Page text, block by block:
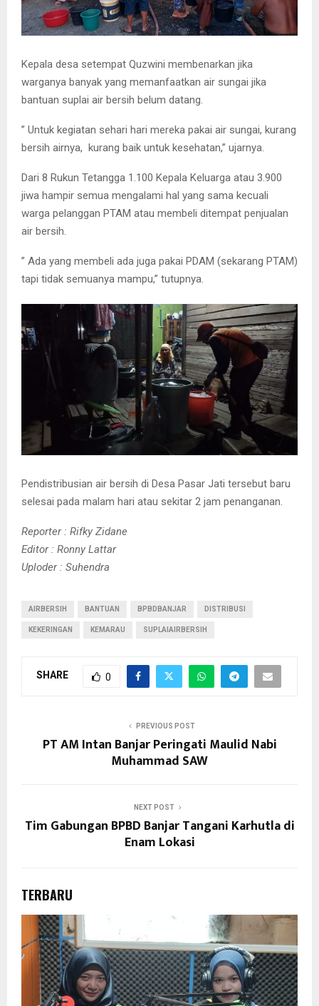
Kepala desa setempat Quzwini membenarkan jika
warganya banyak yang memanfaatkan air sungai jika
bantuan suplai air bersih belum datang.
” Untuk kegiatan sehari hari mereka pakai air sungai, kurang
bersih airnya, kurang baik untuk kesehatan,” ujarnya.
Dari 8 Rukun Tetangga 1.100 Kepala Keluarga atau 3.900
jiwa hampir semua mengalami hal yang sama kecuali
warga pelanggan PTAM atau membeli ditempat penjualan
air bersih.
” Ada yang membeli ada juga pakai PDAM (sekarang PTAM)
tapi tidak semuanya mampu,” tutupnya.
Pendistribusian air bersih di Desa Pasar Jati tersebut baru
selesai pada malam hari atau sekitar 2 jam penanganan.
Reporter : Rifky Zidane
Editor : Ronny Lattar
Uploder : Suhendra
AIRBERSIH BANTUAN BPBDBANJAR DISTRIBUSI
KEKERINGAN KEMARAU SUPLAIAIRBERSIH
SHARE 0
PREVIOUS POST
PT AM Intan Banjar Peringati Maulid Nabi
Muhammad SAW
NEXT POST
Tim Gabungan BPBD Banjar Tangani Karhutla di
Enam Lokasi
TERBARU